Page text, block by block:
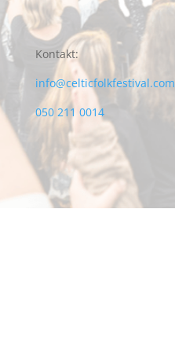
Kontakt:
info@celticfolkfestival.com
050 211 0014